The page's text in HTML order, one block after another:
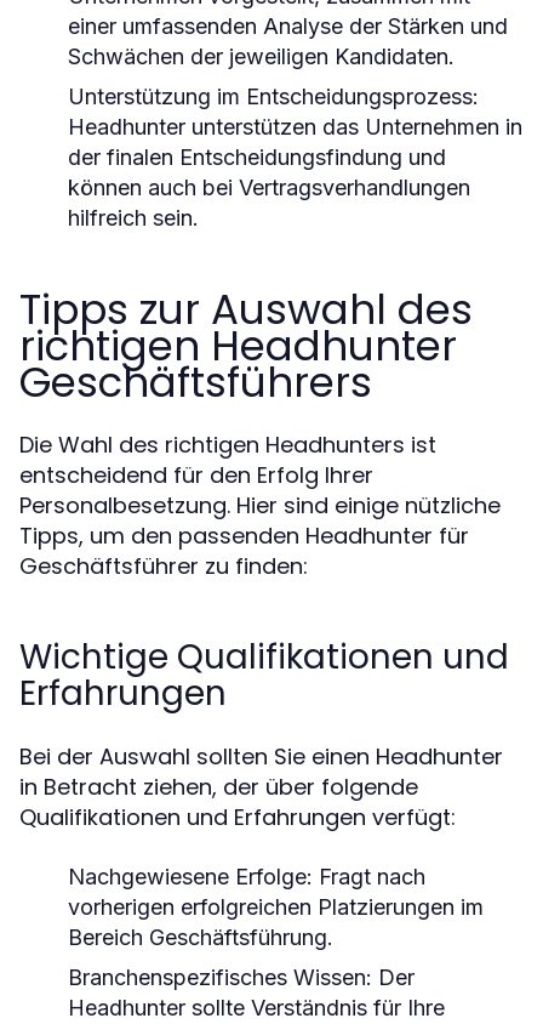
einer umfassenden Analyse der Stärken und
Schwächen der jeweiligen Kandidaten.
Unterstützung im Entscheidungsprozess:
Headhunter unterstützen das Unternehmen in
der finalen Entscheidungsfindung und
können auch bei Vertragsverhandlungen
hilfreich sein.
Tipps zur Auswahl des
richtigen Headhunter
Geschäftsführers
Die Wahl des richtigen Headhunters ist
entscheidend für den Erfolg Ihrer
Personalbesetzung. Hier sind einige nützliche
Tipps, um den passenden Headhunter für
Geschäftsführer zu finden:
Wichtige Qualifikationen und
Erfahrungen
Bei der Auswahl sollten Sie einen Headhunter
in Betracht ziehen, der über folgende
Qualifikationen und Erfahrungen verfügt:
Nachgewiesene Erfolge: Fragt nach
vorherigen erfolgreichen Platzierungen im
Bereich Geschäftsführung.
Branchenspezifisches Wissen: Der
Headhunter sollte Verständnis für Ihre